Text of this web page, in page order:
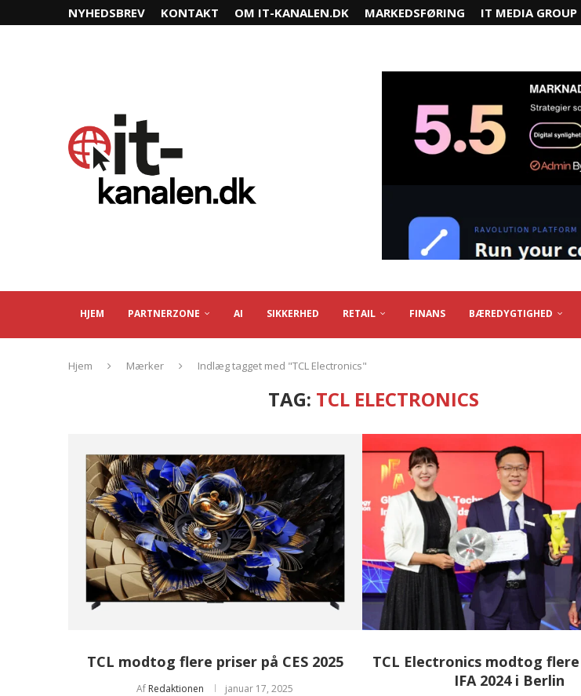
NYHEDSBREV KONTAKT OM IT-KANALEN.DK MARKEDSFØRING IT MEDIA GROUP
HJEM PARTNERZONE AI SIKKERHED RETAIL FINANS BÆREDYGTIGHED
Hjem Mærker Indlæg tagget med "TCL Electronics"
TAG: TCL ELECTRONICS
TCL modtog flere priser på CES 2025
Af Redaktionen januar 17, 2025
TCL Electronics modtog
IFA 2024 i Berlin